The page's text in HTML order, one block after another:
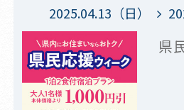
2025.04.13（日）
県